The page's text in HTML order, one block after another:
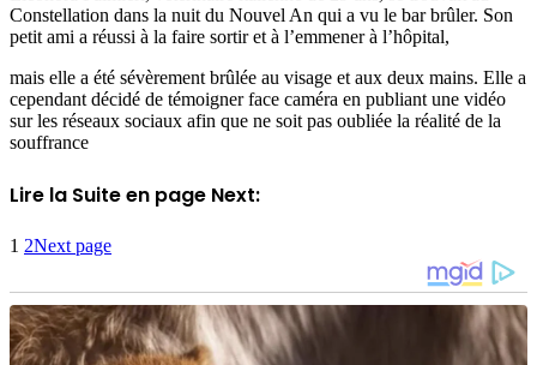
Constellation dans la nuit du Nouvel An qui a vu le bar brûler. Son
petit ami a réussi à la faire sortir et à l’emmener à l’hôpital,
mais elle a été sévèrement brûlée au visage et aux deux mains. Elle a
cependant décidé de témoigner face caméra en publiant une vidéo
sur les réseaux sociaux afin que ne soit pas oubliée la réalité de la
souffrance
Lire la Suite en page Next:
1 2Next page